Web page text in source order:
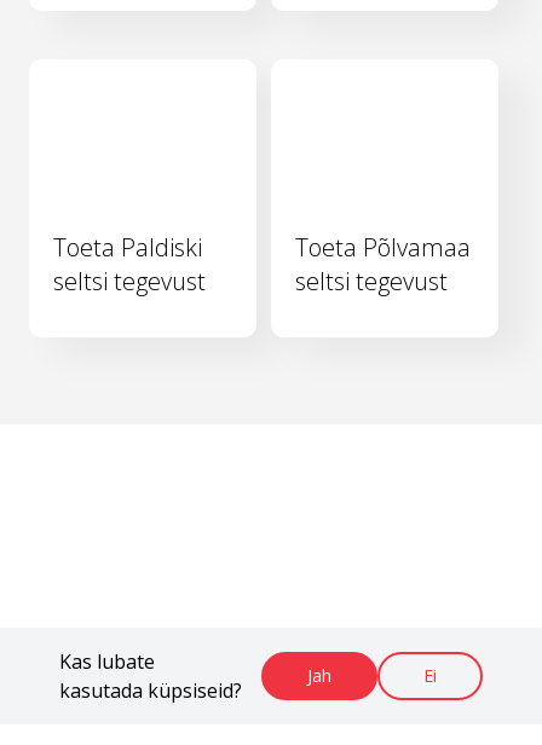
Kas lubate
kasutada küpsiseid?
Jah Ei
Toeta Paldiski
seltsi tegevust
Toeta Põlvamaa
seltsi tegevust